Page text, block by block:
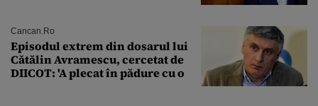
Cancan.ro
Episodul extrem din dosarul lui
Cătălin Avramescu, cercetat de
DIICOT: 'A plecat în pădure cu o